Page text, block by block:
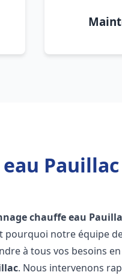
Pauillac
chauffe eau
pourquoi notre équipe
à tous vos besoins
. Nous intervenons